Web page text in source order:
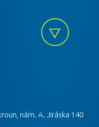
nám. A. Jiráska 140